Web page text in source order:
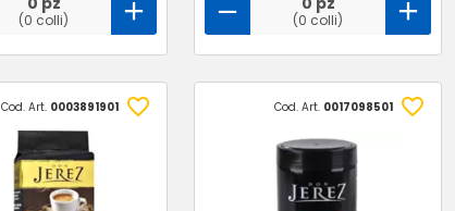
(0 colli) (0 colli)
Cod. Art. 0003891901 Cod. Art. 0017098501